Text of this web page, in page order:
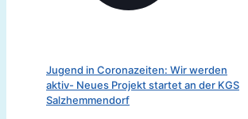
Jugend in Coronazeiten: Wir werden
aktiv- Neues Projekt startet an der KGS
Salzhemmendorf